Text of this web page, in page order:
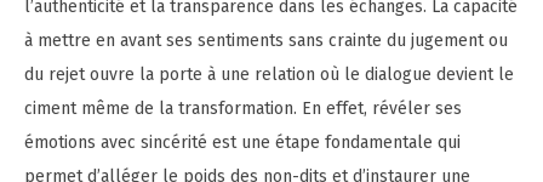
l’authenticité et la transparence dans les échanges. La capacité
à mettre en avant ses sentiments sans crainte du jugement ou
du rejet ouvre la porte à une relation où le dialogue devient le
ciment même de la transformation. En effet, révéler ses
émotions avec sincérité est une étape fondamentale qui
permet d’alléger le poids des non-dits et d’instaurer une